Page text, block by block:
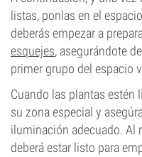
listas, ponlas en el
deberás empezar a
esquejes, asegurándote
primer grupo del espacio
Cuando las plantas estén
su zona especial y
iluminación adecuado. Al
deberá estar listo para